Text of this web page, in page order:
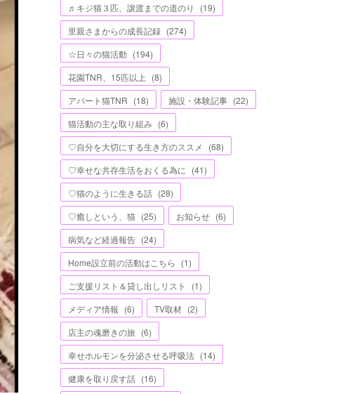
♬キジ猫３匹、譲渡までの道のり
(19)
里親さまからの成長記録 (274)
☆日々の猫活動 (194)
花園TNR、15匹以上 (8)
アパート猫TNR (18) 施設・体験記事 (22)
猫活動の主な取り組み (6)
♡自分を大切にする生き方のススメ
(68)
♡幸せな共存生活をおくる為に (41)
♡猫のように生きる話 (28)
♡癒しという、猫 (25) お知らせ (6)
病気など経過報告 (24)
Home設立前の活動はこちら
(1)
ご支援リスト＆貸し出しリスト
(1)
メディア情報 (6) TV取材 (2)
店主の魂磨きの旅 (6)
幸せホルモンを分泌させる呼吸法 (14)
健康を取り戻す話 (16)